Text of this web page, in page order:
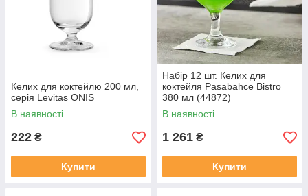
Келих для коктейлю 200 мл,
серія Levitas ONIS
В наявності
222 ₴
Купити
Набір 12 шт. Келих для
коктейля Pasabahce Bistro
380 мл (44872)
В наявності
1 261 ₴
Купити